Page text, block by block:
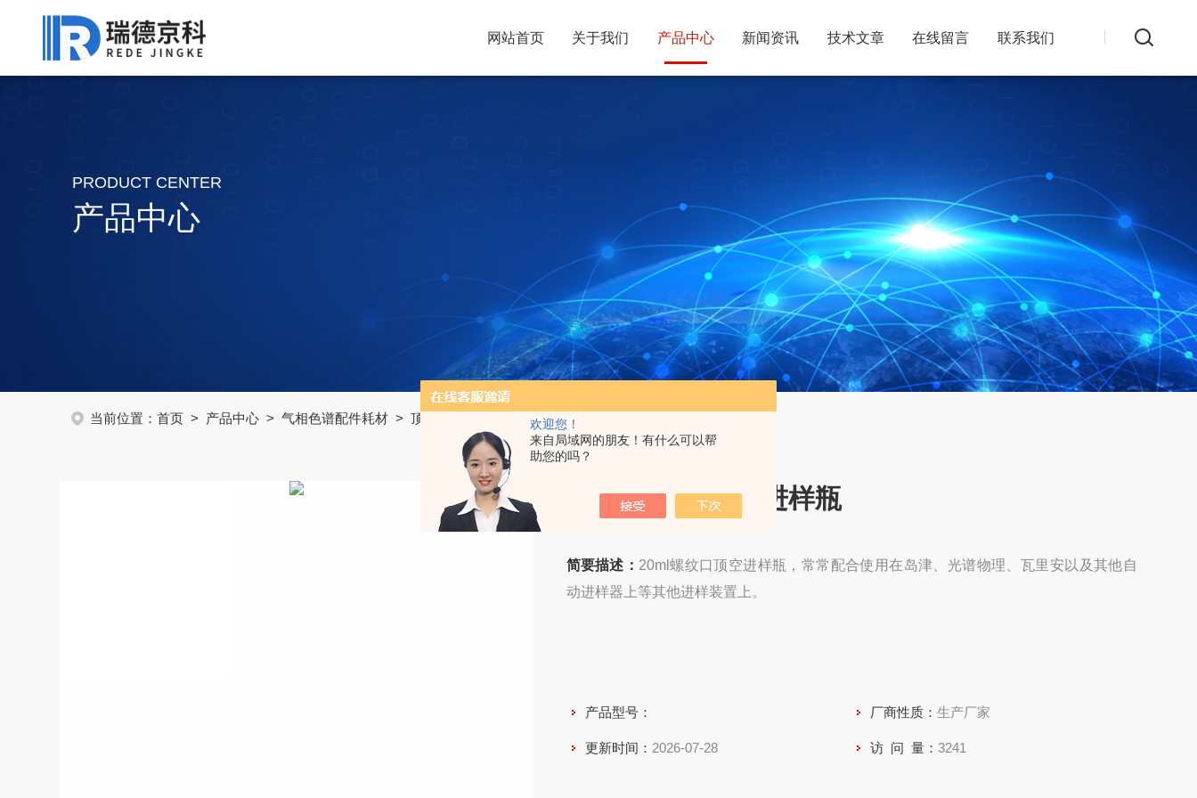
欢迎您！
来自局域网的朋友！有什么可以帮
助您的吗？
网站首页 关于我们 产品中心 新闻资讯 技术文章 在线留言 联系我们
PRODUCT CENTER
产品中心
当前位置：首页 > 产品中心 >气相色谱配件耗材 >顶空进样瓶 > 20ml螺纹口顶空进样瓶
20ml螺纹口顶空进样瓶
简要描述： 20ml螺纹口顶空进样瓶，常常配合使用在岛津、光谱物理、瓦里安以及其他自
动进样器上等其他进样装置上。
产品型号： 厂商性质：生产厂家
更新时间： 2026-07-28 访 问 量：3241